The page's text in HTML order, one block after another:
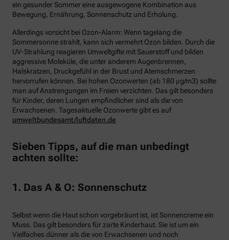
ein gesunder Sommer eine ausgewogene Kombination aus
Bewegung, Ernährung, Sonnenschutz und Erholung.
Allerdings vorsicht bei Ozon-Alarm: Wenn tagelang die
Sommersonne strahlt, kann sich vermehrt Ozon bilden. Durch die
UV-Strahlung reagieren Umweltgifte mit Sauerstoff und bilden
aggressive Moleküle, die unter anderem Augenbrennen,
Halskratzen, Druckgefühl in der Brust und Atemschmerzen
hervorrufen können. Bei hohen Ozonwerten (ab 180 μg/m3) sollte
man auf Anstrengungen im Freien verzichten. Das gilt besonders
für Kinder, deren Lungen empfindlicher sind als die von
Erwachsenen. Tagesaktuelle Ozonwerte gibt es auf
umweltbundesamt/luftdaten.de
Sieben Tipps, auf die man unbedingt
achten sollte:
1. Das A & O: Sonnenschutz
Selbst wenn die Haut schon vorgebräunt ist, ist Sonnencreme ein
Muss. Das gilt besonders für zarte Kinderhaut. Sie ist um ein
Vielfaches dünner als die von Erwachsenen und noch